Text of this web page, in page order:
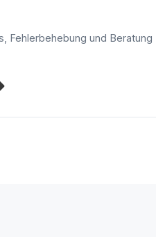
Fehlerbehebung und Beratung